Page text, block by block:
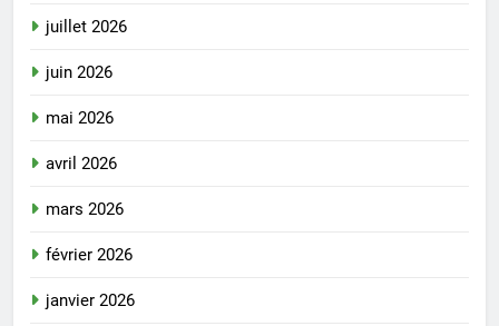
juillet 2026
juin 2026
mai 2026
avril 2026
mars 2026
février 2026
janvier 2026